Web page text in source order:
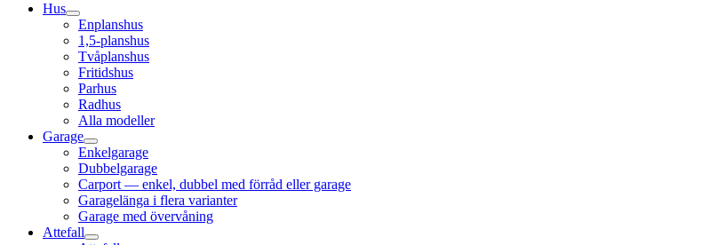
Hus
Enplanshus
1,5-planshus
Tvåplanshus
Fritidshus
Parhus
Radhus
Alla modeller
Garage
Enkelgarage
Dubbelgarage
Carport — enkel, dubbel med förråd eller garage
Garagelänga i flera varianter
Garage med övervåning
Attefall